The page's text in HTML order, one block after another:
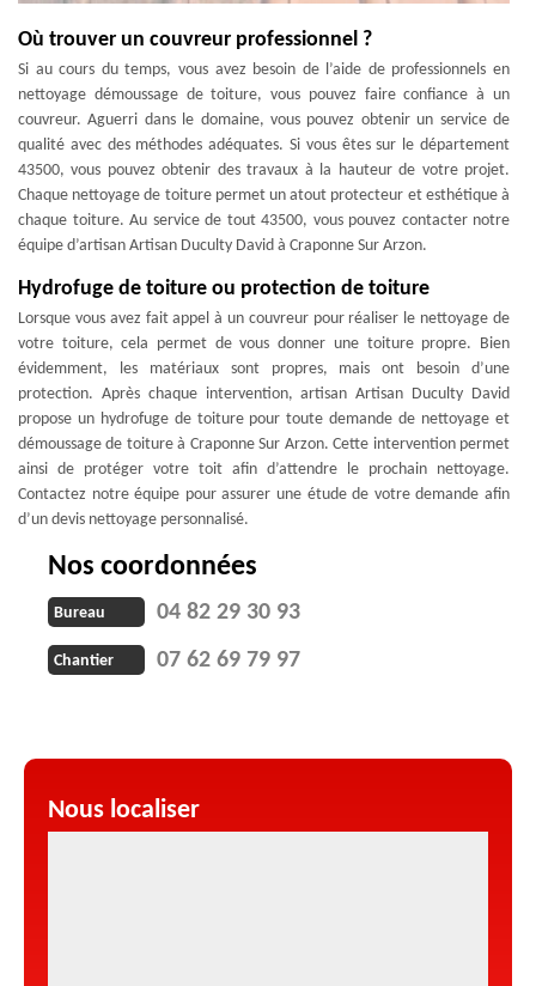
Où trouver un couvreur professionnel ?
Si au cours du temps, vous avez besoin de l’aide de professionnels en
nettoyage démoussage de toiture, vous pouvez faire confiance à un
couvreur. Aguerri dans le domaine, vous pouvez obtenir un service de
qualité avec des méthodes adéquates. Si vous êtes sur le département
43500, vous pouvez obtenir des travaux à la hauteur de votre projet.
Chaque nettoyage de toiture permet un atout protecteur et esthétique à
chaque toiture. Au service de tout 43500, vous pouvez contacter notre
équipe d’artisan Artisan Duculty David à Craponne Sur Arzon.
Hydrofuge de toiture ou protection de toiture
Lorsque vous avez fait appel à un couvreur pour réaliser le nettoyage de
votre toiture, cela permet de vous donner une toiture propre. Bien
évidemment, les matériaux sont propres, mais ont besoin d’une
protection. Après chaque intervention, artisan Artisan Duculty David
propose un hydrofuge de toiture pour toute demande de nettoyage et
démoussage de toiture à Craponne Sur Arzon. Cette intervention permet
ainsi de protéger votre toit afin d’attendre le prochain nettoyage.
Contactez notre équipe pour assurer une étude de votre demande afin
d’un devis nettoyage personnalisé.
Nos coordonnées
Bureau 04 82 29 30 93
Chantier 07 62 69 79 97
Nous localiser